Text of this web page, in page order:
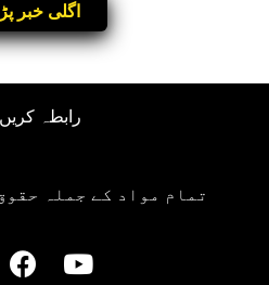
اگلی خبر
رابطہ کریں
تمام مواد کے جملہ حقوق